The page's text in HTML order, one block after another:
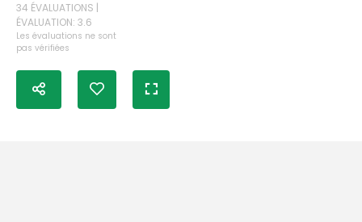
34 ÉVALUATIONS |
ÉVALUATION: 3.6
Les évaluations ne sont
pas vérifiées